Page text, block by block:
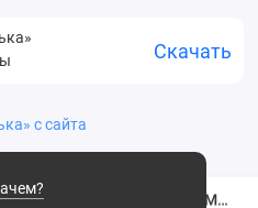
Покрывало на кровать 230х250 евро из жаккарда Sofi de Marko
Скачать
с сайта